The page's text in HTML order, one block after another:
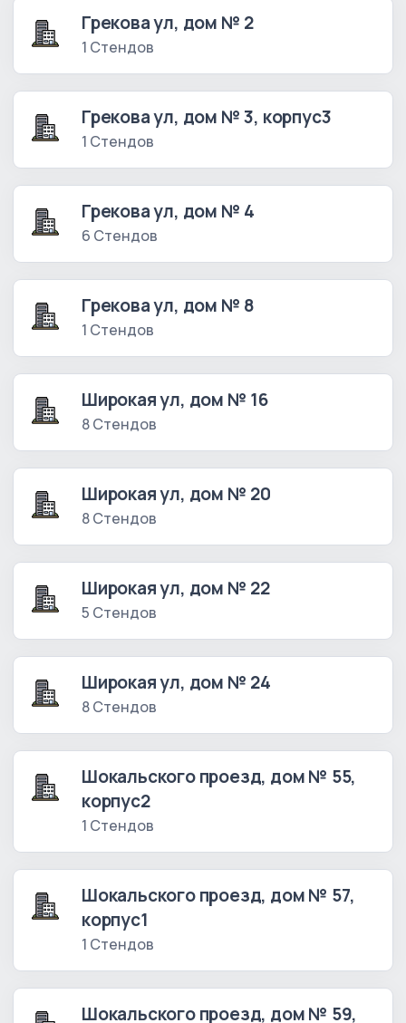
Грекова ул, дом № 2
1 Стендов
Грекова ул, дом № 3, корпус3
1 Стендов
Грекова ул, дом № 4
6 Стендов
Грекова ул, дом № 8
1 Стендов
Широкая ул, дом № 16
8 Стендов
Широкая ул, дом № 20
8 Стендов
Широкая ул, дом № 22
5 Стендов
Широкая ул, дом № 24
8 Стендов
Шокальского проезд, дом № 55,
корпус2
1 Стендов
Шокальского проезд, дом № 57,
корпус1
1 Стендов
Шокальского проезд, дом № 59,